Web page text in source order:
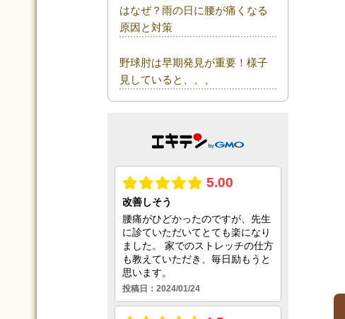
はなぜ？雨の日に腰が痛くなる
原因と対策
野球肘は早期発見が重要！様子
見していると、、、